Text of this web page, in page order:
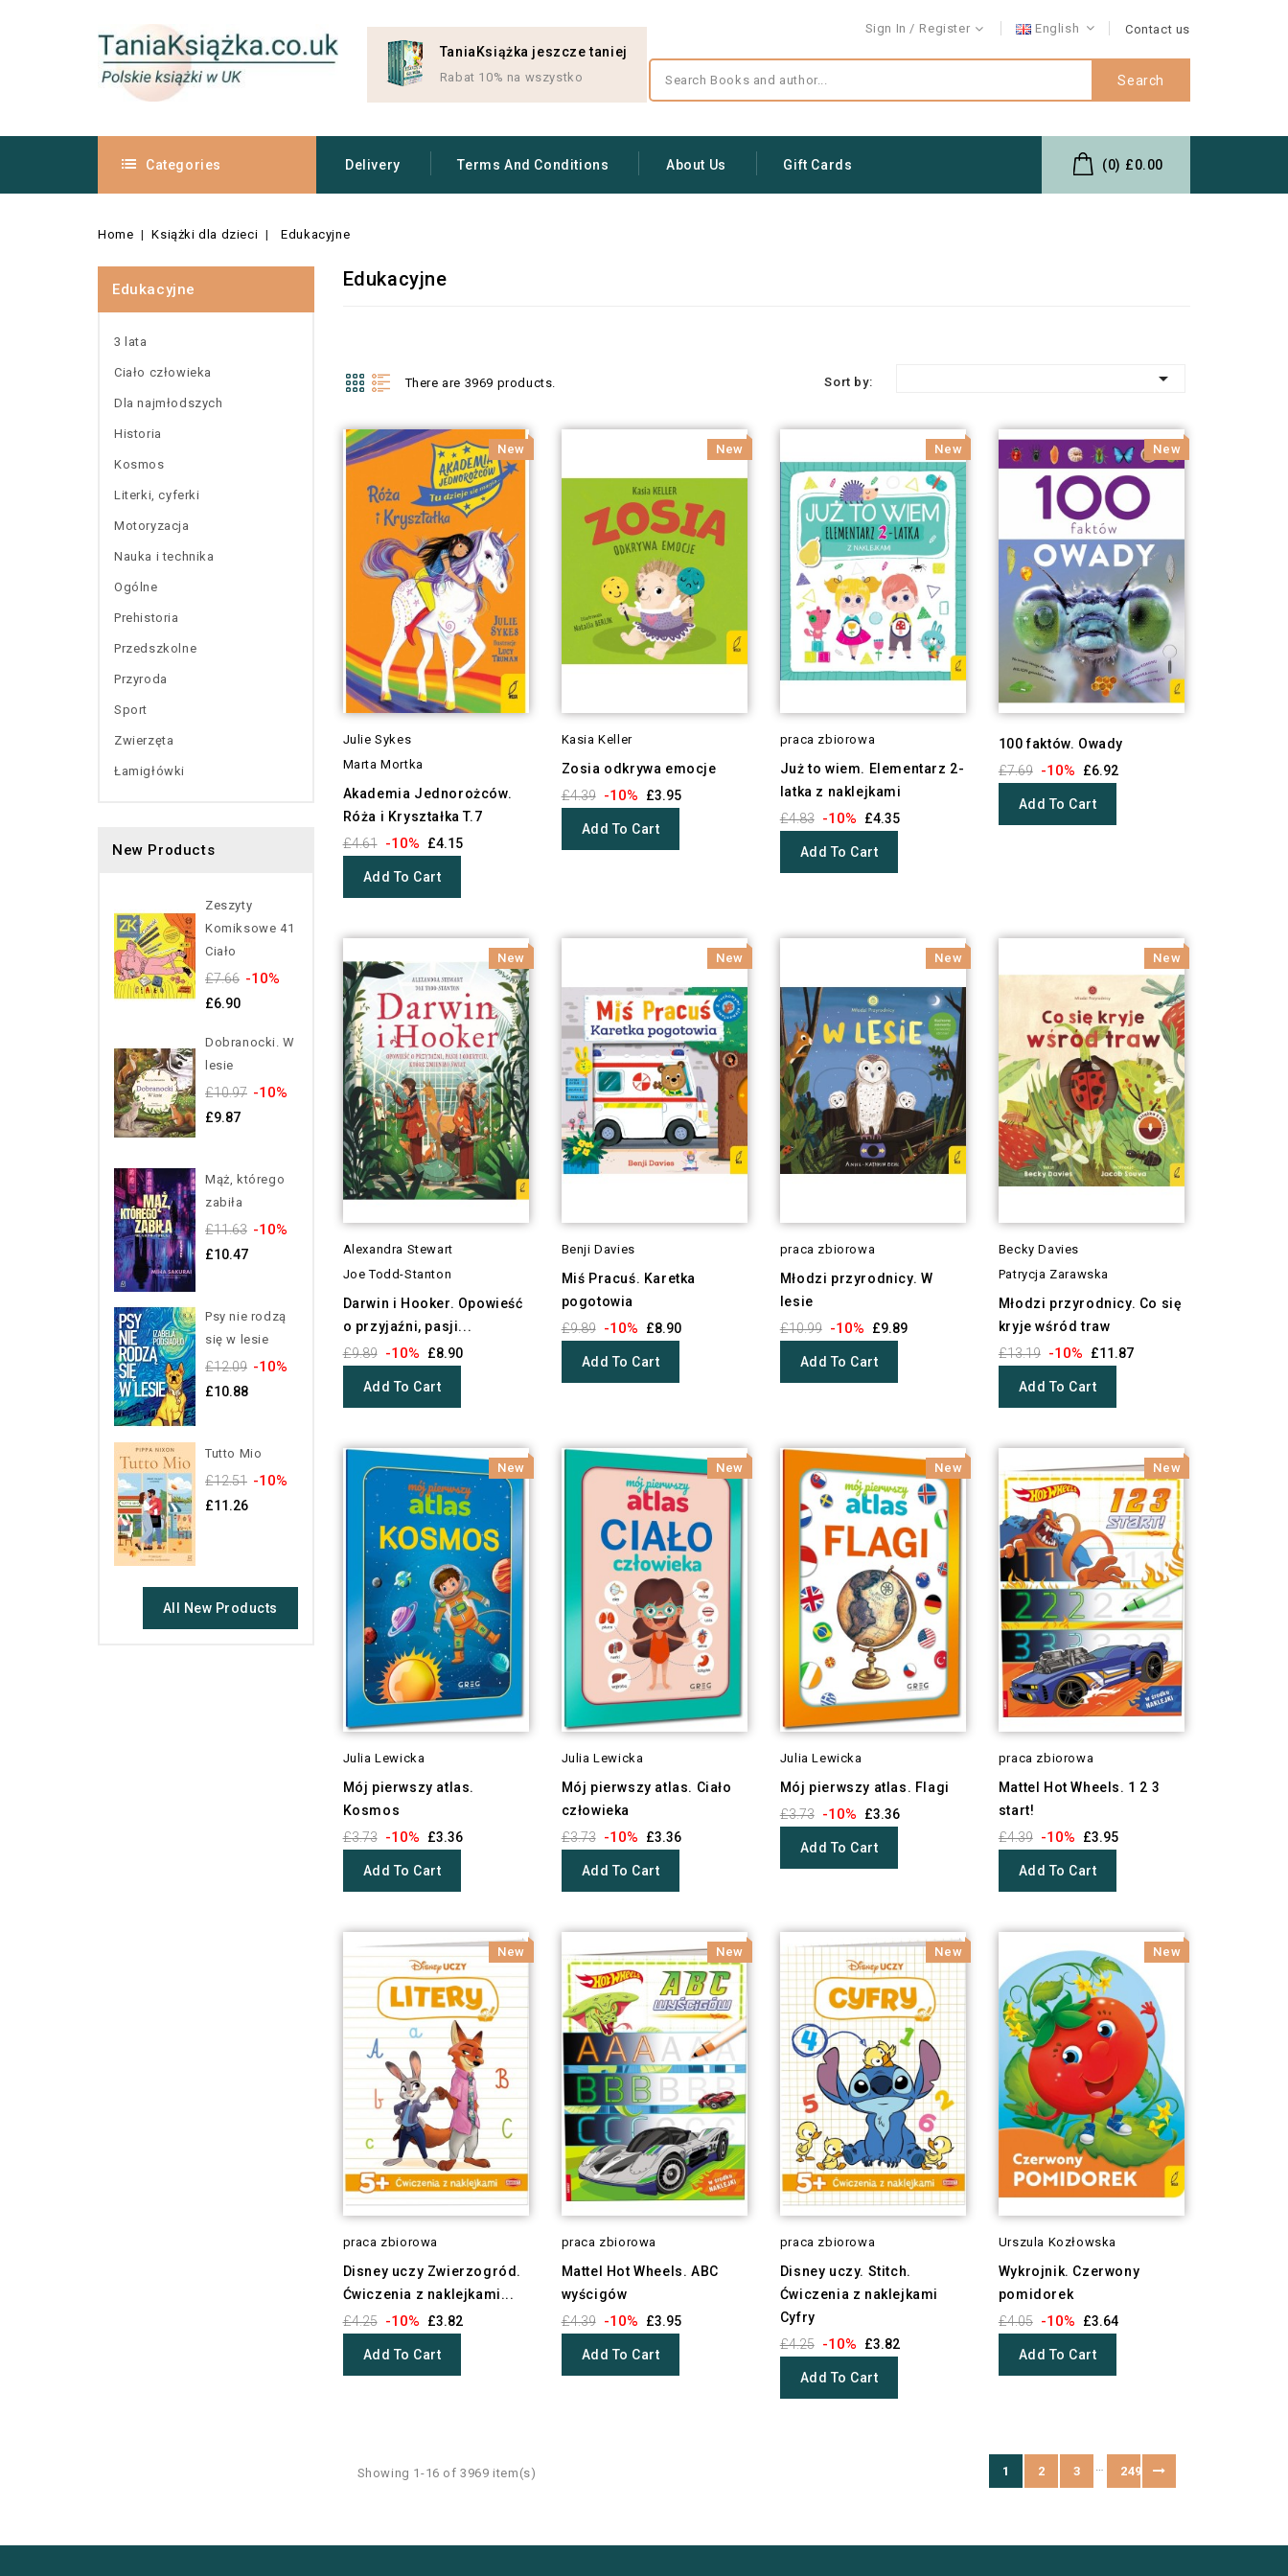
Sign In Register English Contact us
TaniaKsiążka jeszcze taniej
Rabat 10% na wszystko Search
Categories Delivery Terms And Conditions About Us Gift Cards (0) £0.00
Home Książki dla dzieci Edukacyjne
Edukacyjne
3 lata
Ciało człowieka
Dla najmłodszych
Historia
Kosmos
Literki, cyferki
Motoryzacja
Nauka i technika
Ogólne
Prehistoria
Przedszkolne
Przyroda
Sport
Zwierzęta
Łamigłówki
New Products
Zeszyty
Komiksowe 41
Ciało
£7.66 -10%
£6.90
Dobranocki. W
lesie
£10.97 -10%
£9.87
Mąż, którego
zabiła
£11.63 -10%
£10.47
Psy nie rodzą
się w lesie
£12.09 -10%
£10.88
Tutto Mio
£12.51 -10%
£11.26
All New Products
Edukacyjne
There are 3969 products. Sort by: 
New
Julie Sykes
Marta Mortka
Akademia Jednorożców.
Róża i Kryształka T.7
£4.61 -10% £4.15
Add To Cart
New
Kasia Keller
Zosia odkrywa emocje
£4.39 -10% £3.95
Add To Cart
New
praca zbiorowa
Już to wiem. Elementarz 2-
latka z naklejkami
£4.83 -10% £4.35
Add To Cart
New
100 faktów. Owady
£7.69 -10% £6.92
Add To Cart
New
Alexandra Stewart
Joe Todd-Stanton
Darwin i Hooker. Opowieść
o przyjaźni, pasji...
£9.89 -10% £8.90
Add To Cart
New
Benji Davies
Miś Pracuś. Karetka
pogotowia
£9.89 -10% £8.90
Add To Cart
New
praca zbiorowa
Młodzi przyrodnicy. W
lesie
£10.99 -10% £9.89
Add To Cart
New
Becky Davies
Patrycja Zarawska
Młodzi przyrodnicy. Co się
kryje wśród traw
£13.19 -10% £11.87
Add To Cart
New
Julia Lewicka
Mój pierwszy atlas.
Kosmos
£3.73 -10% £3.36
Add To Cart
New
Julia Lewicka
Mój pierwszy atlas. Ciało
człowieka
£3.73 -10% £3.36
Add To Cart
New
Julia Lewicka
Mój pierwszy atlas. Flagi
£3.73 -10% £3.36
Add To Cart
New
praca zbiorowa
Mattel Hot Wheels. 1 2 3
start!
£4.39 -10% £3.95
Add To Cart
New
praca zbiorowa
Disney uczy Zwierzogród.
Ćwiczenia z naklejkami...
£4.25 -10% £3.82
Add To Cart
New
praca zbiorowa
Mattel Hot Wheels. ABC
wyścigów
£4.39 -10% £3.95
Add To Cart
New
praca zbiorowa
Disney uczy. Stitch.
Ćwiczenia z naklejkami
Cyfry
£4.25 -10% £3.82
Add To Cart
New
Urszula Kozłowska
Wykrojnik. Czerwony
pomidorek
£4.05 -10% £3.64
Add To Cart
Showing 1-16 of 3969 item(s) 1 2 3 … 249